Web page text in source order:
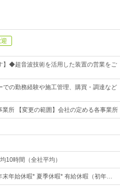
】◆超音波技術を活用した装置の営業をご
での勤務経験や施工管理、購買・調達など
業所 【変更の範囲】会社の定める各事業所
10時間（全社平均）
末年始休暇* 夏季休暇* 有給休暇（初年…